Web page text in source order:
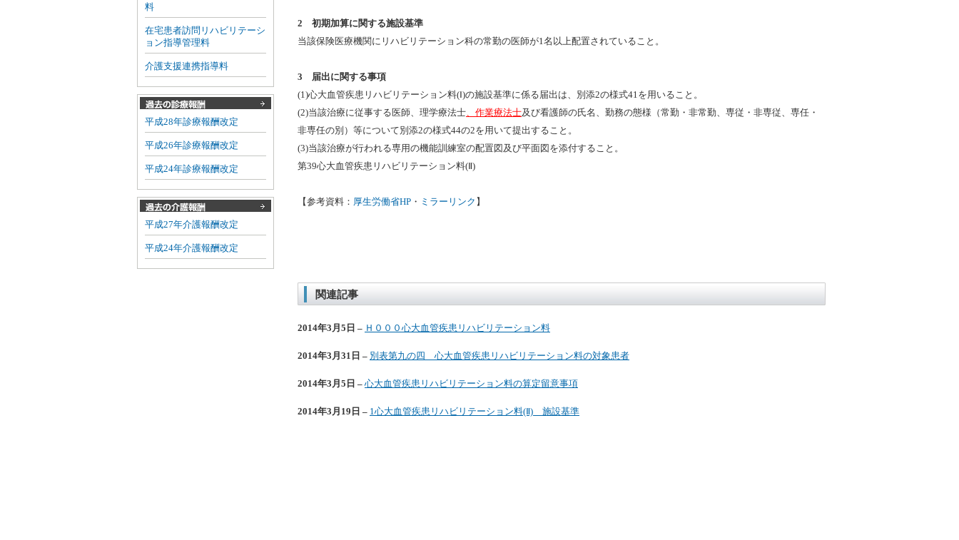
2 初期加算に関する施設基準
当該保険医療機関にリハビリテーション科の常勤の医師が1名以上配置されていること。
3 届出に関する事項
(1)心大血管疾患リハビリテーション料(Ⅰ)の施設基準に係る届出は、別添2の様式41を用いること。
(2)当該治療に従事する医師、理学療法士、作業療法士及び看護師の氏名、勤務の態様（常勤・非常勤、専従・非専従、専任・
非専任の別）等について別添2の様式44の2を用いて提出すること。
(3)当該治療が行われる専用の機能訓練室の配置図及び平面図を添付すること。
第39心大血管疾患リハビリテーション料(Ⅱ)
【参考資料： 厚生労働省HP ・ ミラーリンク 】
関連記事
2014年3月5日 – Ｈ０００心大血管疾患リハビリテーション料
2014年3月31日 – 別表第九の四 心大血管疾患リハビリテーション料の対象患者
2014年3月5日 – 心大血管疾患リハビリテーション料の算定留意事項
2014年3月19日 – 1心大血管疾患リハビリテーション料(Ⅱ) 施設基準
料
在宅患者訪問リハビリテーシ
ョン指導管理料
介護支援連携指導料
平成28年診療報酬改定
平成26年診療報酬改定
平成24年診療報酬改定
平成27年介護報酬改定
平成24年介護報酬改定